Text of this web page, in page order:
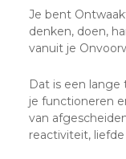
Je bent
denken, doen,
vanuit je
Dat is een lange
je functioneren
van
reactiviteit,